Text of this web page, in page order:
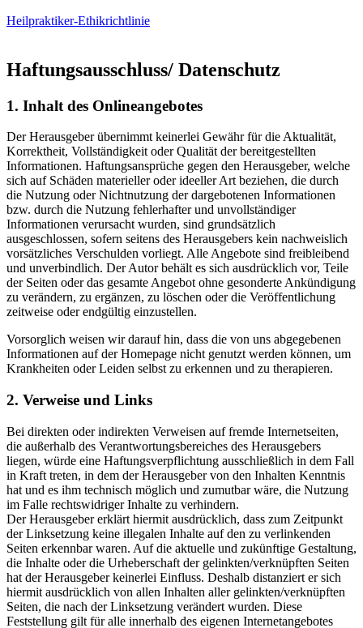
Heilpraktiker-Ethikrichtlinie
Haftungsausschluss/ Datenschutz
1. Inhalt des Onlineangebotes
Der Herausgeber übernimmt keinerlei Gewähr für die Aktualität,
Korrektheit, Vollständigkeit oder Qualität der bereitgestellten
Informationen. Haftungsansprüche gegen den Herausgeber, welche
sich auf Schäden materieller oder ideeller Art beziehen, die durch
die Nutzung oder Nichtnutzung der dargebotenen Informationen
bzw. durch die Nutzung fehlerhafter und unvollständiger
Informationen verursacht wurden, sind grundsätzlich
ausgeschlossen, sofern seitens des Herausgebers kein nachweislich
vorsätzliches Verschulden vorliegt. Alle Angebote sind freibleibend
und unverbindlich. Der Autor behält es sich ausdrücklich vor, Teile
der Seiten oder das gesamte Angebot ohne gesonderte Ankündigung
zu verändern, zu ergänzen, zu löschen oder die Veröffentlichung
zeitweise oder endgültig einzustellen.
Vorsorglich weisen wir darauf hin, dass die von uns abgegebenen
Informationen auf der Homepage nicht genutzt werden können, um
Krankheiten oder Leiden selbst zu erkennen und zu therapieren.
2. Verweise und Links
Bei direkten oder indirekten Verweisen auf fremde Internetseiten,
die außerhalb des Verantwortungsbereiches des Herausgebers
liegen, würde eine Haftungsverpflichtung ausschließlich in dem Fall
in Kraft treten, in dem der Herausgeber von den Inhalten Kenntnis
hat und es ihm technisch möglich und zumutbar wäre, die Nutzung
im Falle rechtswidriger Inhalte zu verhindern.
Der Herausgeber erklärt hiermit ausdrücklich, dass zum Zeitpunkt
der Linksetzung keine illegalen Inhalte auf den zu verlinkenden
Seiten erkennbar waren. Auf die aktuelle und zukünftige Gestaltung,
die Inhalte oder die Urheberschaft der gelinkten/verknüpften Seiten
hat der Herausgeber keinerlei Einfluss. Deshalb distanziert er sich
hiermit ausdrücklich von allen Inhalten aller gelinkten/verknüpften
Seiten, die nach der Linksetzung verändert wurden. Diese
Feststellung gilt für alle innerhalb des eigenen Internetangebotes